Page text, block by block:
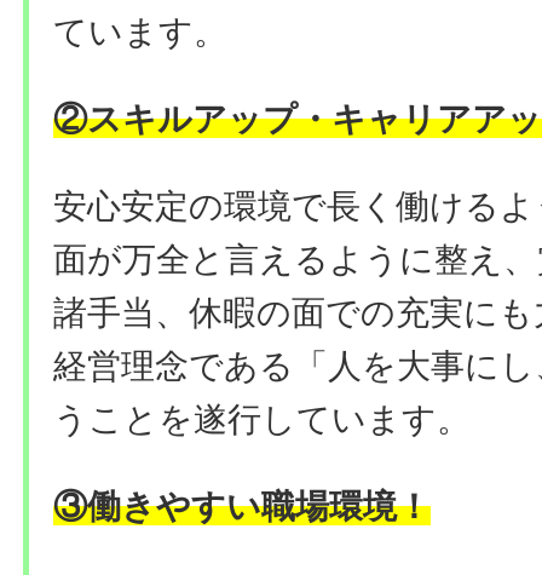
ています。
②スキルアップ・キャリアア
安心安定の環境で長く働ける
面が万全と言えるように整え
諸手当、休暇の面での充実に
経営理念である「人を大事に
うことを遂行しています。
③働きやすい職場環境！